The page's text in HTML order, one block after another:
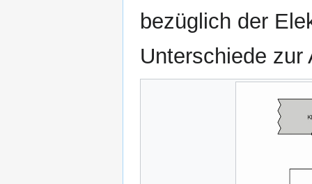
bezüglich der
Unterschiede